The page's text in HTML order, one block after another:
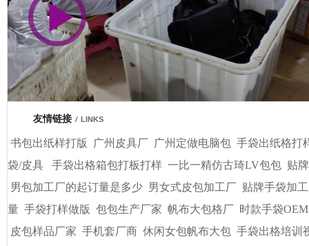
友情链接 / LINKS
书包出纸样打版 广州皮具厂 广州定做电脑包 手袋出纸格打
袋/皮具
手袋出格箱包打板打样 一比一精仿古琦LV包包 贴
男包加工厂的起订量是多少 男女式皮包加工厂 贴牌手袋加
量 手袋打样做版 包包生产厂家 帆布大包格厂 时款手袋OEM
皮包样品厂家 手机套厂商 休闲女包帆布大包 手袋出格培训